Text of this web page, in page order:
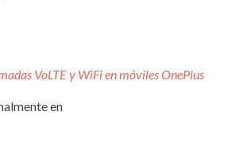
VoLTE y WiFi en móviles OnePlus
en